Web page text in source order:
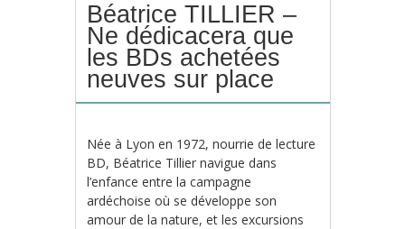
Béatrice TILLIER –
Ne dédicacera que
les BDs achetées
neuves sur place
Née à Lyon en 1972, nourrie de lecture
BD, Béatrice Tillier navigue dans
l’enfance entre la campagne
ardéchoise où se développe son
amour de la nature, et les excursions